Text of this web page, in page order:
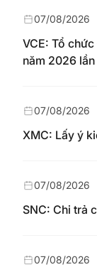
VCE: Tổ
năm 2026
07/08/2026
XMC: Lấy ý
07/08/2026
SNC: Chi trả
07/08/2026
07/08/2026